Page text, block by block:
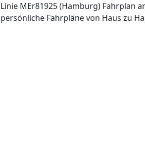
Linie MEr81925 (Hamburg) Fahrplan
persönliche Fahrpläne von Haus zu